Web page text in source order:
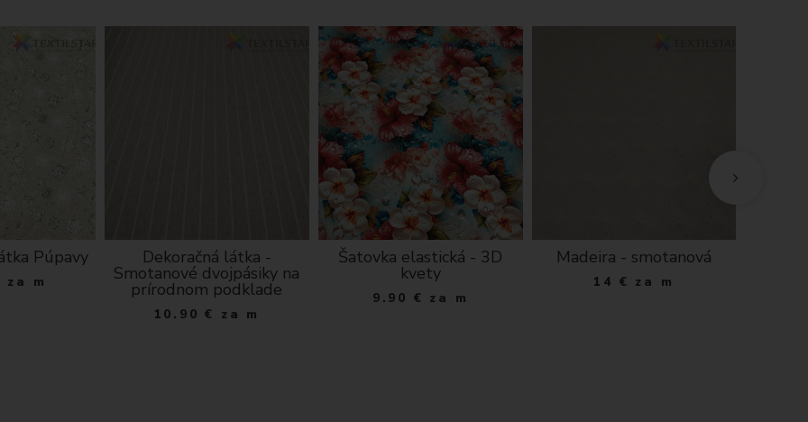
A J E
Púpavy
za m
Dekoračná látka -
Smotanové dvojpásiky na
prírodnom podklade
10.90 € za m
Šatovka elastická - 3D
kvety
9.90 € za m
Madeira - smotanová
14 € za m